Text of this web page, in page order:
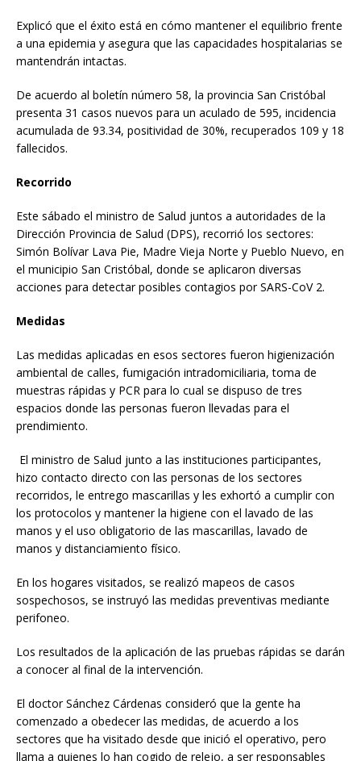
Explicó que el éxito está en cómo mantener el equilibrio frente
a una epidemia y asegura que las capacidades hospitalarias se
mantendrán intactas.
De acuerdo al boletín número 58, la provincia San Cristóbal
presenta 31 casos nuevos para un aculado de 595, incidencia
acumulada de 93.34, positividad de 30%, recuperados 109 y 18
fallecidos.
Recorrido
Este sábado el ministro de Salud juntos a autoridades de la
Dirección Provincia de Salud (DPS), recorrió los sectores:
Simón Bolívar Lava Pie, Madre Vieja Norte y Pueblo Nuevo, en
el municipio San Cristóbal, donde se aplicaron diversas
acciones para detectar posibles contagios por SARS-CoV 2.
Medidas
Las medidas aplicadas en esos sectores fueron higienización
ambiental de calles, fumigación intradomiciliaria, toma de
muestras rápidas y PCR para lo cual se dispuso de tres
espacios donde las personas fueron llevadas para el
prendimiento.
El ministro de Salud junto a las instituciones participantes,
hizo contacto directo con las personas de los sectores
recorridos, le entrego mascarillas y les exhortó a cumplir con
los protocolos y mantener la higiene con el lavado de las
manos y el uso obligatorio de las mascarillas, lavado de
manos y distanciamiento físico.
En los hogares visitados, se realizó mapeos de casos
sospechosos, se instruyó las medidas preventivas mediante
perifoneo.
Los resultados de la aplicación de las pruebas rápidas se darán
a conocer al final de la intervención.
El doctor Sánchez Cárdenas consideró que la gente ha
comenzado a obedecer las medidas, de acuerdo a los
sectores que ha visitado desde que inició el operativo, pero
llama a quienes lo han cogido de relejo, a ser responsables